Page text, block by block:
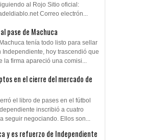
al Rojo Sitio oficial:
Correo electrón...
pase de Machuca
tenía todo listo para sellar
Independiente, hoy trascendió que
la firma apareció una comisi...
en el cierre del mercado de
el libro de pases en el fútbol
inscribió a cuatro
seguir negociando. Ellos son...
y es refuerzo de Independiente